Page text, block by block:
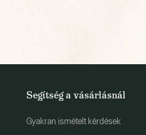
Segítség a vásárlásnál
Gyakran ismételt kérdések